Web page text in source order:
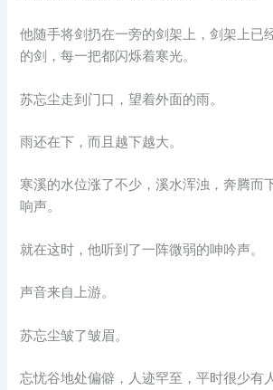
他随手将剑扔在一旁的剑架上，剑架上已
的剑，每一把都闪烁着寒光。
苏忘尘走到门口，望着外面的雨。
雨还在下，而且越下越大。
寒溪的水位涨了不少，溪水浑浊，奔腾而
响声。
就在这时，他听到了一阵微弱的呻吟声。
声音来自上游。
苏忘尘皱了皱眉。
忘忧谷地处偏僻，人迹罕至，平时很少有